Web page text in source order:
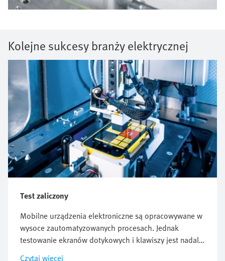
Kolejne sukcesy branży elektrycznej
Test zaliczony
Mobilne urządzenia elektroniczne są opracowywane w
wysoce zautomatyzowanych procesach. Jednak
testowanie ekranów dotykowych i klawiszy jest nadal
Czytaj więcej